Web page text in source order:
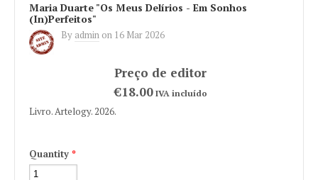
Maria Duarte "Os Meus Delírios - Em Sonhos
(In)Perfeitos"
By admin on 16 Mar 2026
€18.00IVA incluído
Livro. Artelogy. 2026.
Quantity *